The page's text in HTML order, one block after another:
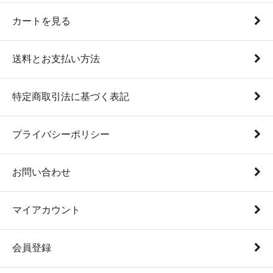
カートを見る
送料とお支払い方法
特定商取引法に基づく表記
プライバシーポリシー
お問い合わせ
マイアカウント
会員登録